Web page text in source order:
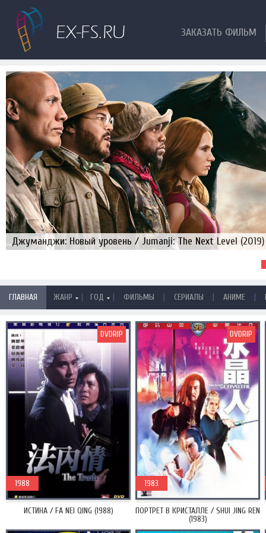
ЗАКАЗАТЬ ФИЛЬМ
Джуманджи: Новый уровень / Jumanji: The Next Level (2019)
ГЛАВНАЯ ЖАНР | ГОД | ФИЛЬМЫ | СЕРИАЛЫ | АНИМЕ |
ИСТИНА / FA NEI QING (1988)
1988
DVDRIP
ПОРТРЕТ В КРИСТАЛЛЕ / SHUI JING REN
(1983)
1983
DVDRIP